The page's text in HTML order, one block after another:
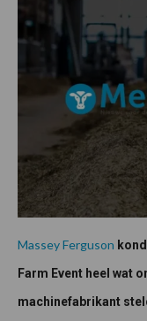
Massey Ferguson
Farm Event heel wat
machinefabrikant